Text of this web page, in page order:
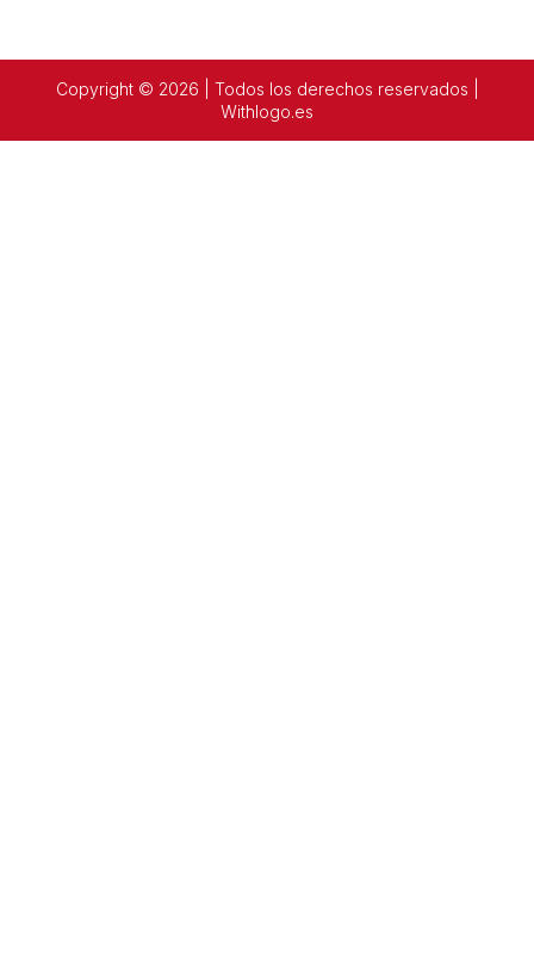
Copyright © 2026 | Todos los derechos reservados |
Withlogo.es